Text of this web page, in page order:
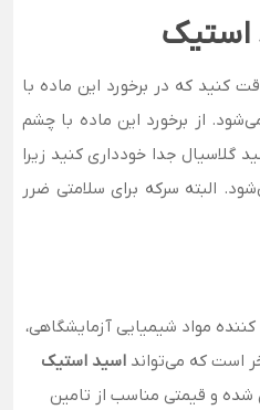
استیک
کنید که در برخورد این ماده با
از برخورد این ماده با چشم
گلاسیال جدا خودداری کنید زیرا
البته سرکه برای سلامتی ضرر
مواد شیمیایی آزمایشگاهی،
است که می‌تواند اسید استیک
شده و قیمتی مناسب از تامین